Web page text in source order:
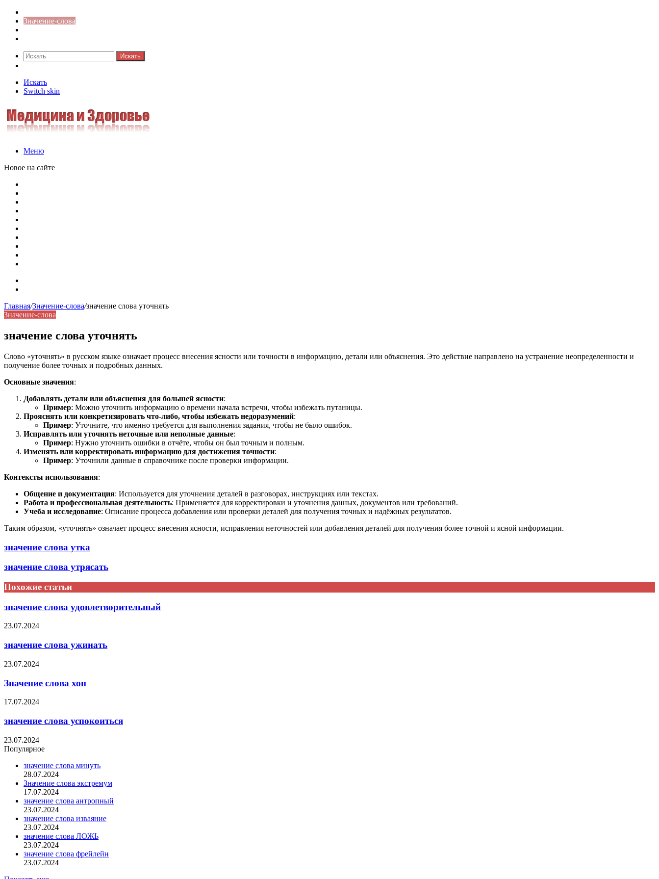
Значение-слова
Искать
Искать
Switch skin
Меню
Новое на сайте
Главная/Значение-слова/значение слова уточнять
Значение-слова
значение слова уточнять
Слово «уточнять» в русском языке означает процесс внесения ясности или точности в информацию, детали или объяснения. Это действие направлено на устранение неопределенности и
получение более точных и подробных данных.
Основные значения:
Добавлять детали или объяснения для большей ясности:
Пример: Можно уточнить информацию о времени начала встречи, чтобы избежать путаницы.
Прояснять или конкретизировать что-либо, чтобы избежать недоразумений:
Пример: Уточните, что именно требуется для выполнения задания, чтобы не было ошибок.
Исправлять или уточнять неточные или неполные данные:
Пример: Нужно уточнить ошибки в отчёте, чтобы он был точным и полным.
Изменять или корректировать информацию для достижения точности:
Пример: Уточнили данные в справочнике после проверки информации.
Контексты использования:
Общение и документация: Используется для уточнения деталей в разговорах, инструкциях или текстах.
Работа и профессиональная деятельность: Применяется для корректировки и уточнения данных, документов или требований.
Учеба и исследование: Описание процесса добавления или проверки деталей для получения точных и надёжных результатов.
Таким образом, «уточнять» означает процесс внесения ясности, исправления неточностей или добавления деталей для получения более точной и ясной информации.
значение слова утка
значение слова утрясать
Похожие статьи
значение слова удовлетворительный
23.07.2024
значение слова ужинать
23.07.2024
Значение слова хоп
17.07.2024
значение слова успокоиться
23.07.2024
Популярное
значение слова минуть
28.07.2024
Значение слова экстремум
17.07.2024
значение слова антропный
23.07.2024
значение слова изваяние
23.07.2024
значение слова ЛОЖЬ
23.07.2024
значение слова фрейлейн
23.07.2024